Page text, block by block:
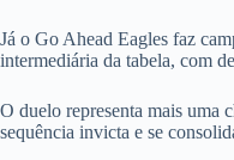
Já o Go Ahead Eagles faz
intermediária da tabela, com
O duelo representa mais uma
sequência invicta e se